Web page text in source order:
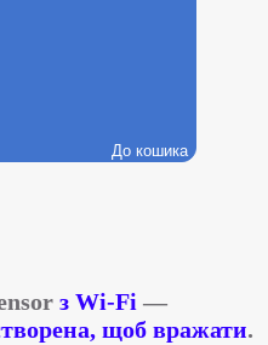
До кошика
з Wi-Fi —
щоб вражати.